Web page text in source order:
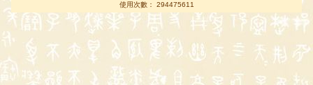
使用次數： 294475611